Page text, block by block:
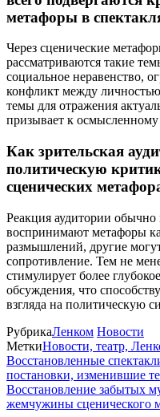
метафоры в
Через сценические
рассматриваются такие
социальное неравенство,
конфликт между личностью
темы для отражения
призывает к осмысленному
Как зрительская
политическую
сценических
Реакция аудитории
воспринимают метафоры
размышлений, другие
сопротивление. Тем не
стимулирует более
обсуждения, что
взгляда на политическую
РубрикаЛенком Новости
МеткиНовости, театр,
Восстановленные
постановки, изменившие
Восстановление забытых
жемчужины сценического